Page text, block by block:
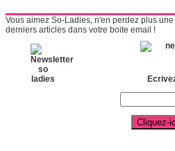
Vous aimez So-Ladies, n'en perdez plus
derniers articles dans votre boite email !